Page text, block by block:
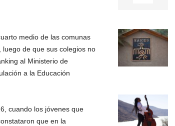
medio de las comunas
de que sus colegios no
al Ministerio de
a la Educación
cuando los jóvenes que
que en la